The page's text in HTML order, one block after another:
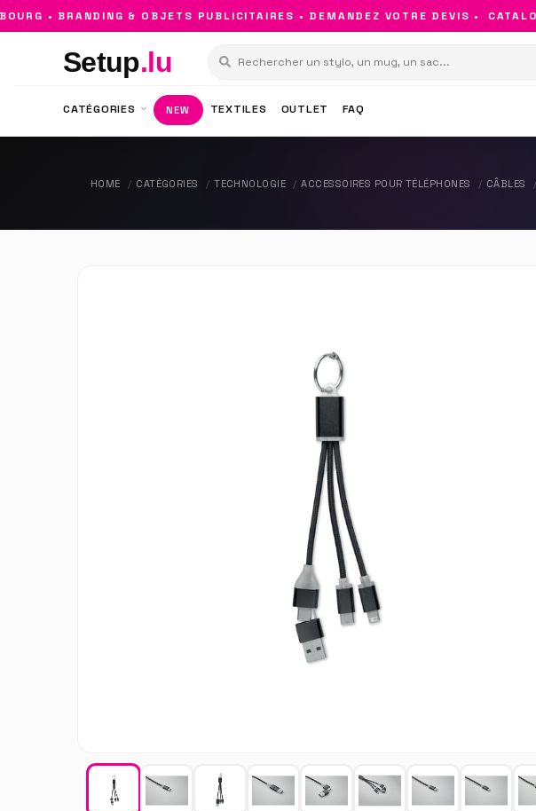
• BRANDING & OBJETS PUBLICITAIRES • DEMANDEZ VOTRE DEVIS •
Setup.lu
CATÉGORIES NEW TEXTILES OUTLET FAQ
HOME CATÉGORIES TECHNOLOGIE ACCESSOIRES POUR TÉLÉPHONES CÂBLES